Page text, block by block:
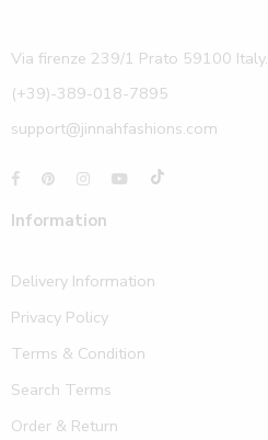
Via firenze 239/1 Prato 59100 Italy.
(+39)-389-018-7895
support@jinnahfashions.com
Information
Delivery Information
Privacy Policy
Terms & Condition
Search Terms
Order & Return